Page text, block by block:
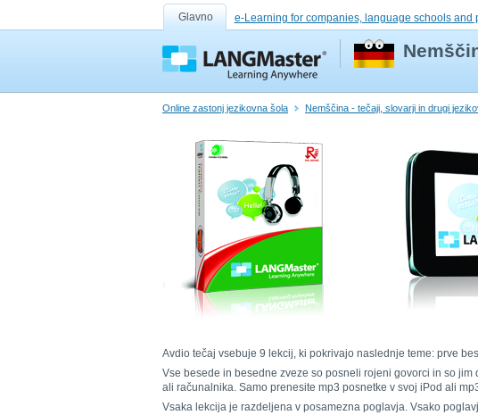
Glavno e-Learning for companies, language schools and
Online zastonj jezikovna šola Nemščina - tečaji, slovarji in drugi
Avdio tečaj vsebuje 9 lekcij, ki pokrivajo naslednje teme: prve
Vse besede in besedne zveze so posneli rojeni govorci in so
ali računalnika. Samo prenesite mp3 posnetke v svoj iPod ali
Vsaka lekcija je razdeljena v posamezna poglavja. Vsako